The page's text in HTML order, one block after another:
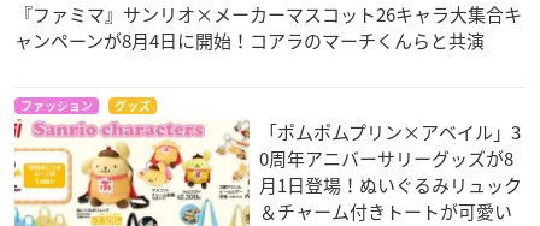
『ファミマ』サンリオ×メーカーマスコット26キャラ大集合キ
ャンペーンが8月4日に開始！コアラのマーチくんらと共演
ファッション グッズ
「ポムポムプリン×アベイル」3
0周年アニバーサリーグッズが8
月1日登場！ぬいぐるみリュック
＆チャーム付きトートが可愛い